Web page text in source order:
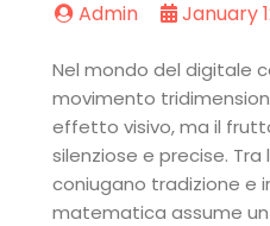
Admin January
Nel mondo del digitale
movimento
effetto visivo, ma il
silenziose e precise.
coniugano tradizione e
matematica assume